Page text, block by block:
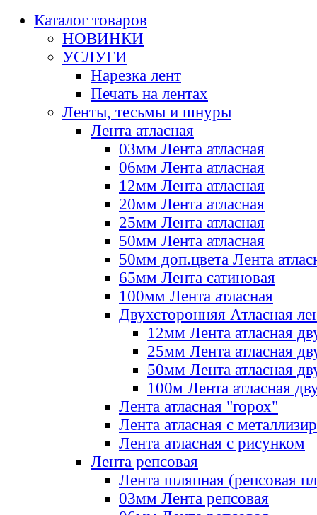
Каталог товаров
НОВИНКИ
УСЛУГИ
Нарезка лент
Печать на лентах
Ленты, тесьмы и шнуры
Лента атласная
03мм Лента атласная
06мм Лента атласная
12мм Лента атласная
20мм Лента атласная
25мм Лента атласная
50мм Лента атласная
50мм доп.цвета Лента
65мм Лента сатиновая
100мм Лента атласная
Двухсторонняя Атласная
12мм Лента атласная
25мм Лента атласная
50мм Лента атласная
100м Лента атласная
Лента атласная "горох"
Лента атласная с
Лента атласная с рисунком
Лента репсовая
Лента шляпная (репсовая
03мм Лента репсовая